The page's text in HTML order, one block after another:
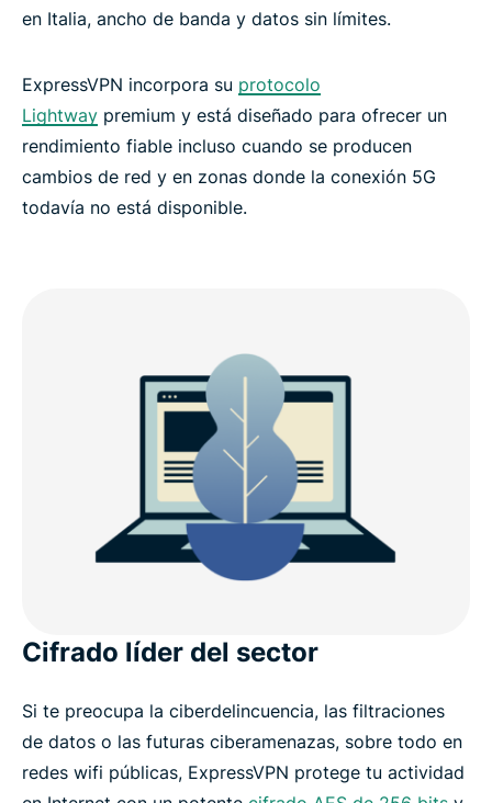
en Italia, ancho de banda y datos sin límites.
ExpressVPN incorpora su protocolo
Lightway premium y está diseñado para ofrecer un
rendimiento fiable incluso cuando se producen
cambios de red y en zonas donde la conexión 5G
todavía no está disponible.
Cifrado líder del sector
Si te preocupa la ciberdelincuencia, las filtraciones
de datos o las futuras ciberamenazas, sobre todo en
redes wifi públicas, ExpressVPN protege tu actividad